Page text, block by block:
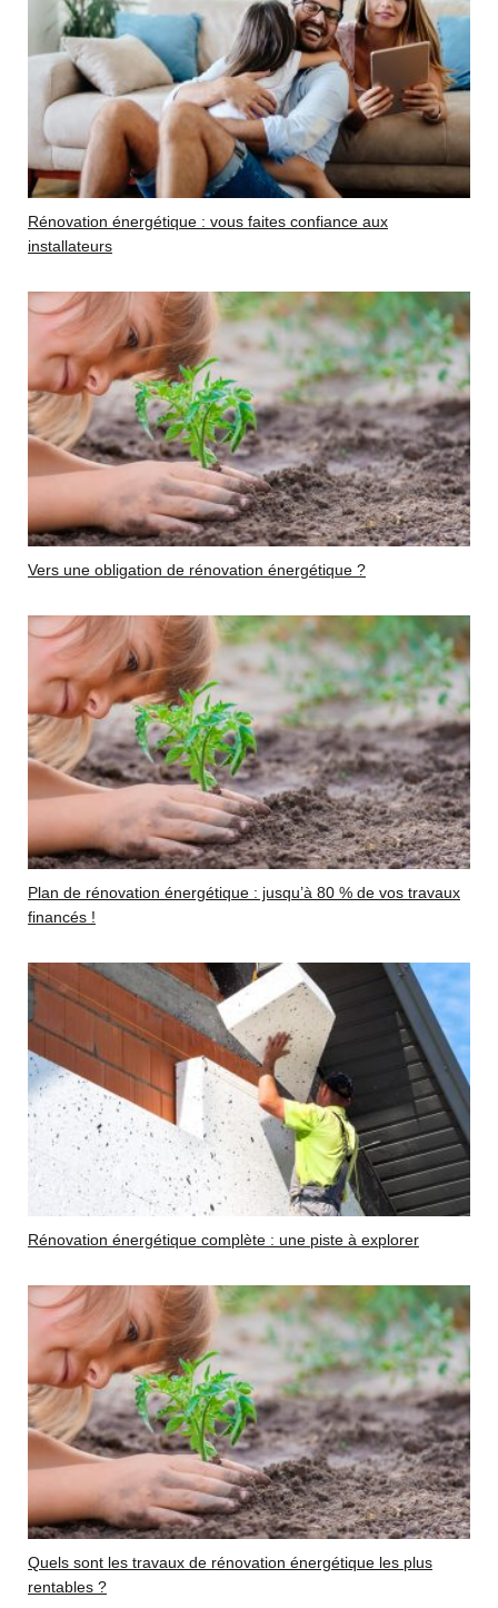
Rénovation énergétique : vous faites confiance aux
installateurs
Vers une obligation de rénovation énergétique ?
Plan de rénovation énergétique : jusqu’à 80 % de vos travaux
financés !
Rénovation énergétique complète : une piste à explorer
Quels sont les travaux de rénovation énergétique les plus
rentables ?